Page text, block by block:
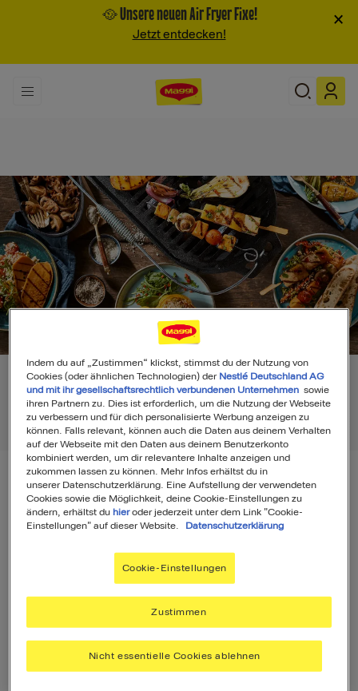
🥘 Unsere neuen Air Fryer Fixe!
Jetzt entdecken!
×
Search
Rezepte 49 Produkte 2
Filter Sortierung
Indem du auf „Zustimmen“ klickst, stimmst du der Nutzung von
Cookies (oder ähnlichen Technologien) der Nestlé Deutschland AG
und mit ihr gesellschaftsrechtlich verbundenen Unternehmen sowie
ihren Partnern zu. Dies ist erforderlich, um die Nutzung der Webseite
zu verbessern und für dich personalisierte Werbung anzeigen zu
können. Falls relevant, können auch die Daten aus deinem Verhalten
auf der Webseite mit den Daten aus deinem Benutzerkonto
kombiniert werden, um dir relevantere Inhalte anzeigen und
zukommen lassen zu können. Mehr Infos erhältst du in
unserer Datenschutzerklärung. Eine Aufstellung der verwendeten
Cookies sowie die Möglichkeit, deine Cookie-Einstellungen zu
ändern, erhältst duhieroder jederzeit unter dem Link "Cookie-
Einstellungen" auf dieser Website.
Datenschutzerklärung
Cookie-Einstellungen
Nicht essentielle Cookies ablehnen
Zustimmen